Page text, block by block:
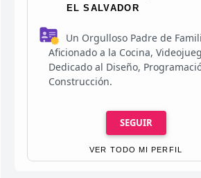
EL SALVADOR
Un Orgulloso Padre de
Aficionado a la Cocina,
Dedicado al Diseño,
Construcción.
SEGUIR
VER TODO MI PERFIL